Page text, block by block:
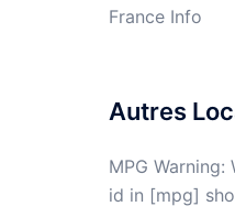
France Info
Autres
MPG
id in [mpg]